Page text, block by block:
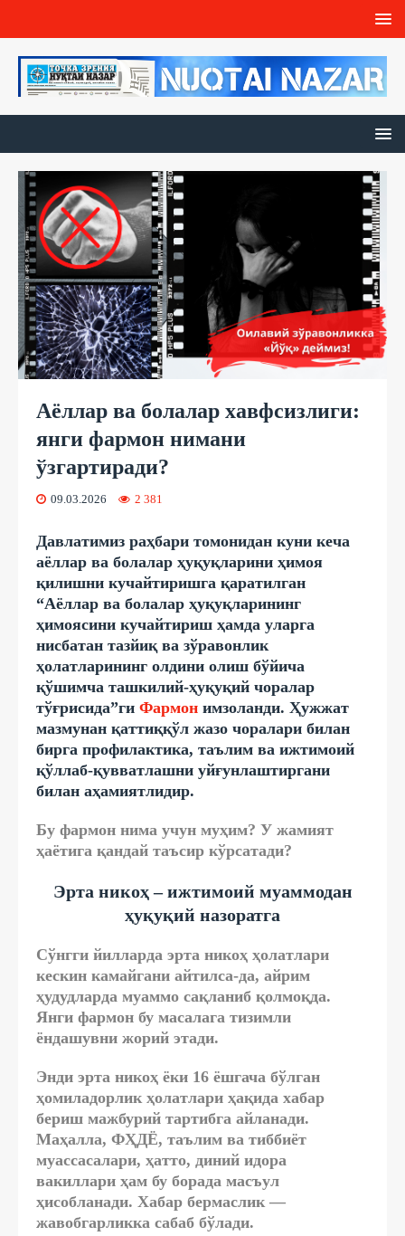
Аёллар ва болалар хавфсизлиги:
янги фармон нимани
ўзгартиради?
09.03.2026 2 381
Давлатимиз раҳбари томонидан куни кеча
аёллар ва болалар ҳуқуқларини ҳимоя
қилишни кучайтиришга қаратилган
“Аёллар ва болалар ҳуқуқларининг
ҳимоясини кучайтириш ҳамда уларга
нисбатан тазйиқ ва зўравонлик
ҳолатларининг олдини олиш бўйича
қўшимча ташкилий-ҳуқуқий чоралар
тўғрисида”ги Фармон имзоланди. Ҳужжат
мазмунан қаттиққўл жазо чоралари билан
бирга профилактика, таълим ва ижтимоий
қўллаб-қувватлашни уйғунлаштиргани
билан аҳамиятлидир.
Бу фармон нима учун муҳим? У жамият
ҳаётига қандай таъсир кўрсатади?
Эрта никоҳ – ижтимоий муаммодан
ҳуқуқий назоратга
Сўнгги йилларда эрта никоҳ ҳолатлари
кескин камайгани айтилса-да, айрим
ҳудудларда муаммо сақланиб қолмоқда.
Янги фармон бу масалага тизимли
ёндашувни жорий этади.
Энди эрта никоҳ ёки 16 ёшгача бўлган
ҳомиладорлик ҳолатлари ҳақида хабар
бериш мажбурий тартибга айланади.
Маҳалла, ФҲДЁ, таълим ва тиббиёт
муассасалари, ҳатто, диний идора
вакиллари ҳам бу борада масъул
ҳисобланади. Хабар бермаслик —
жавобгарликка сабаб бўлади.